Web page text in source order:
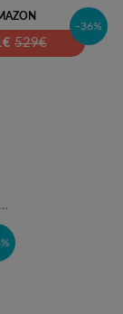
€ 529€
–36%
Canon EOS 250D + EF-S 18-55mm …